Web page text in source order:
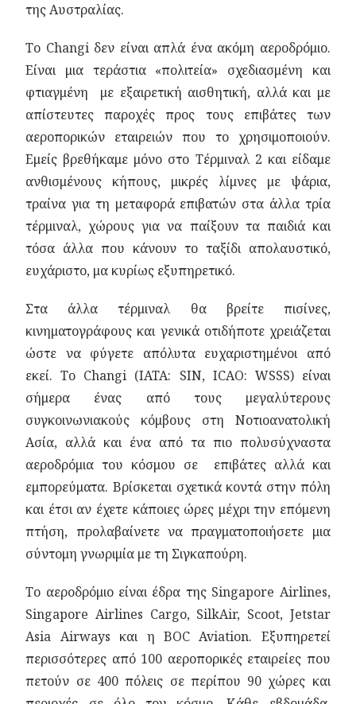
της Αυστραλίας.
Το Changi δεν είναι απλά ένα ακόμη αεροδρόμιο.
Είναι μια τεράστια «πολιτεία» σχεδιασμένη και
φτιαγμένη με εξαιρετική αισθητική, αλλά και με
απίστευτες παροχές προς τους επιβάτες των
αεροπορικών εταιρειών που το χρησιμοποιούν.
Εμείς βρεθήκαμε μόνο στο Τέρμιναλ 2 και είδαμε
ανθισμένους κήπους, μικρές λίμνες με ψάρια,
τραίνα για τη μεταφορά επιβατών στα άλλα τρία
τέρμιναλ, χώρους για να παίξουν τα παιδιά και
τόσα άλλα που κάνουν το ταξίδι απολαυστικό,
ευχάριστο, μα κυρίως εξυπηρετικό.
Στα άλλα τέρμιναλ θα βρείτε πισίνες,
κινηματογράφους και γενικά οτιδήποτε χρειάζεται
ώστε να φύγετε απόλυτα ευχαριστημένοι από
εκεί. Το Changi (IATA: SIN, ICAO: WSSS) είναι
σήμερα ένας από τους μεγαλύτερους
συγκοινωνιακούς κόμβους στη Νοτιοανατολική
Ασία, αλλά και ένα από τα πιο πολυσύχναστα
αεροδρόμια του κόσμου σε επιβάτες αλλά και
εμπορεύματα. Βρίσκεται σχετικά κοντά στην πόλη
και έτσι αν έχετε κάποιες ώρες μέχρι την επόμενη
πτήση, προλαβαίνετε να πραγματοποιήσετε μια
σύντομη γνωριμία με τη Σιγκαπούρη.
Το αεροδρόμιο είναι έδρα της Singapore Airlines,
Singapore Airlines Cargo, SilkAir, Scoot, Jetstar
Asia Airways και η BOC Aviation. Εξυπηρετεί
περισσότερες από 100 αεροπορικές εταιρείες που
πετούν σε 400 πόλεις σε περίπου 90 χώρες και